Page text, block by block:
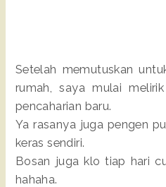
Setelah memutuskan
rumah, saya mulai
pencaharian baru.
Ya rasanya juga pengen
keras sendiri.
Bosan juga klo tiap hari
hahaha.